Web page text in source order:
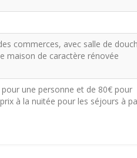
commerces, avec salle de
maison de caractère rénovée
une personne et de 80€ pour
à la nuitée pour les séjours à